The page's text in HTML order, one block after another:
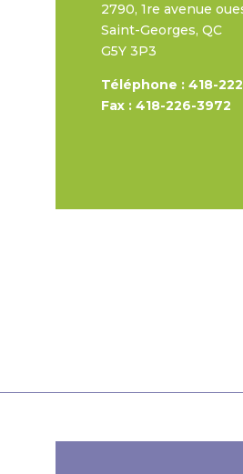
2790, 1re avenue
Saint-Georges, QC
G5Y 3P3
Téléphone : 418-
Fax : 418-226-3972